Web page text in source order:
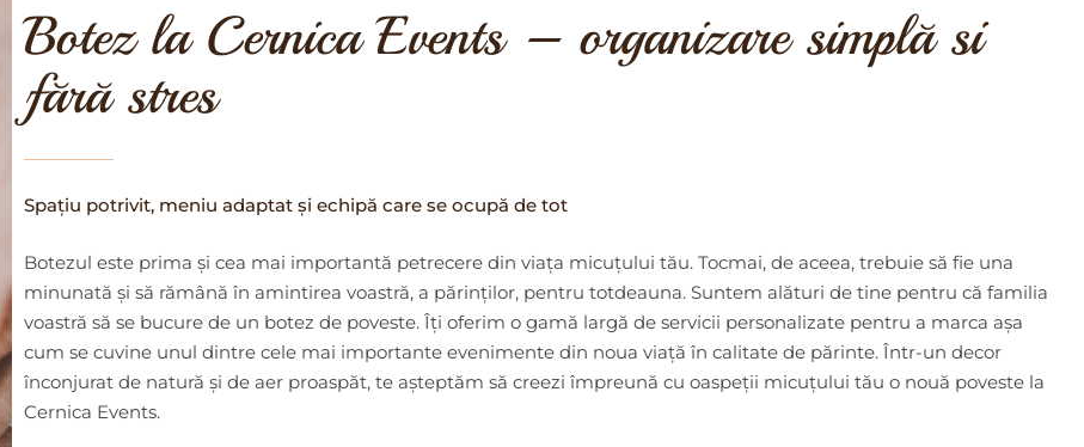
Botez la Cernica Events – organizare simplă si
fără stres
Spațiu potrivit, meniu adaptat și echipă care se ocupă de tot
Botezul este prima și cea mai importantă petrecere din viața micuțului tău. Tocmai, de aceea, trebuie să fie una
minunată și să rămână în amintirea voastră, a părinților, pentru totdeauna. Suntem alături de tine pentru că familia
voastră să se bucure de un botez de poveste. Îți oferim o gamă largă de servicii personalizate pentru a marca așa
cum se cuvine unul dintre cele mai importante evenimente din noua viață în calitate de părinte. Într-un decor
înconjurat de natură și de aer proaspăt, te așteptăm să creezi împreună cu oaspeții micuțului tău o nouă poveste la
Cernica Events.